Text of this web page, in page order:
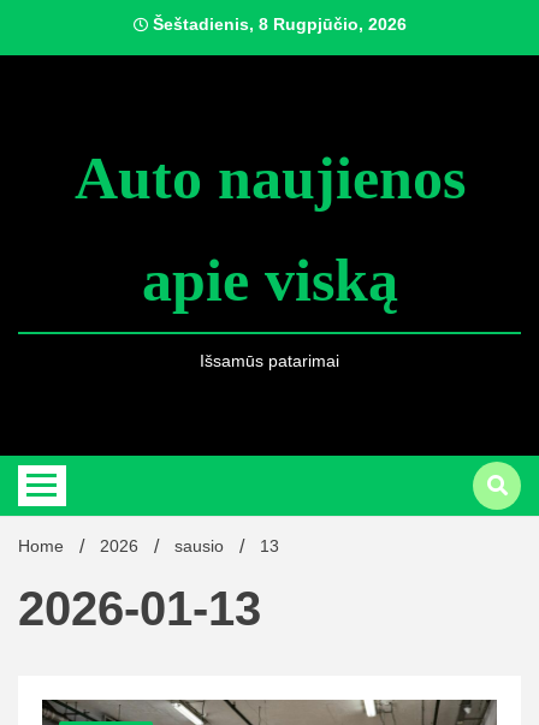
content
Šeštadienis, 8 Rugpjūčio, 2026
Auto naujienos
apie viską
Išsamūs patarimai
Home 2026 sausio 13
2026-01-13